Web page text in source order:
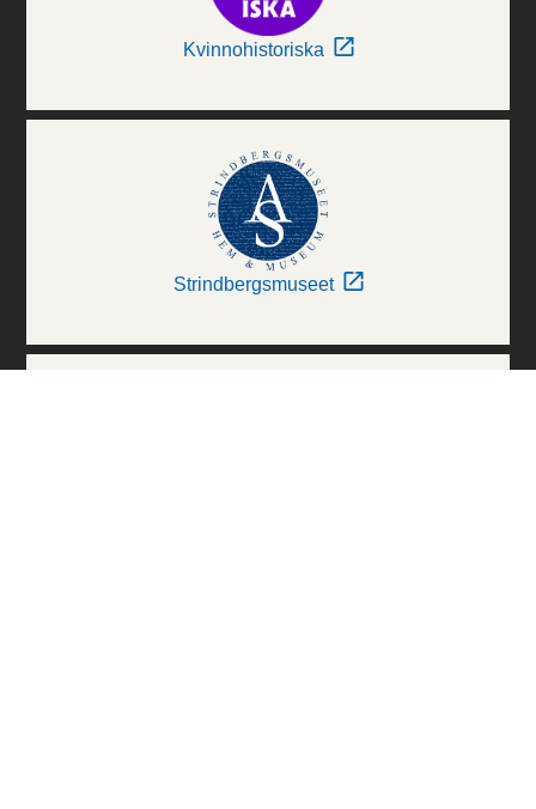
Kvinnohistoriska
Strindbergsmuseet